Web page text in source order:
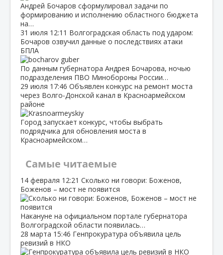
Андрей Бочаров сформулировал задачи по
формированию и исполнению областного бюджета
на…
31 июля 12:11 Волгоградская область под ударом:
Бочаров озвучил данные о последствиях атаки
БПЛА
По данным губернатора Андрея Бочарова, ночью
подразделения ПВО Минобороны России…
29 июля 17:46 Объявлен конкурс на ремонт моста
через Волго‑Донской канал в Красноармейском
районе
Город запускает конкурс, чтобы выбрать
подрядчика для обновления моста в
Красноармейском…
Самые читаемые
14 февраля 12:21 Сколько ни говори: Боженов,
Боженов – мост не появится
Накануне на официальном портале губернатора
Волгоградской области появилась…
28 марта 15:46 Генпрокуратура объявила цель
ревизий в НКО